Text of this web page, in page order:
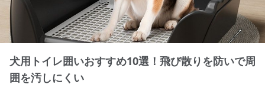
犬用トイレ囲いおすすめ10選！飛び散りを防いで周
囲を汚しにくい